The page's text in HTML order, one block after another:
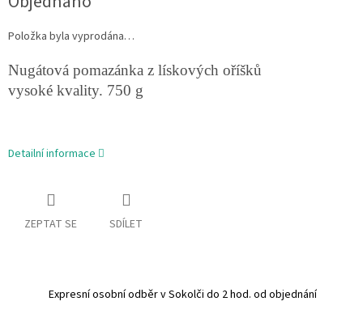
cena:
Položka byla vyprodána…
Nugátová pomazánka z lískových oříšků
vysoké kvality. 750 g
Detailní informace
ZEPTAT SE SDÍLET
Expresní osobní odběr v Sokolči do 2 hod. od objednání